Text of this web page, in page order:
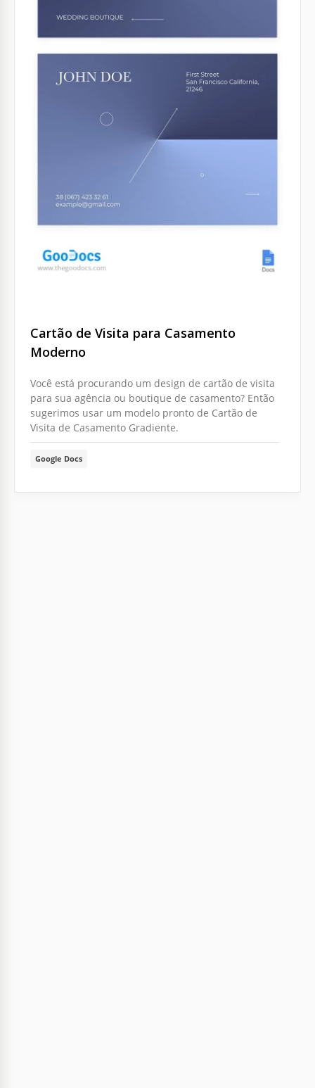
Cartão de Visita para Casamento
Moderno
Você está procurando um design de cartão de visita
para sua agência ou boutique de casamento? Então
sugerimos usar um modelo pronto de Cartão de
Visita de Casamento Gradiente.
Google Docs